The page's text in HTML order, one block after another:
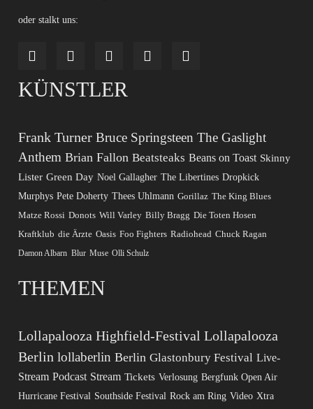
oder stalkt uns:
KÜNSTLER
Frank Turner Bruce Springsteen The Gaslight
Anthem Brian Fallon Beatsteaks Beans on Toast Skinny
Lister Green Day Noel Gallagher The Libertines Dropkick
Murphys Pete Doherty Thees Uhlmann Gorillaz The King Blues
Matze Rossi Donots Will Varley Billy Bragg Die Toten Hosen
Kraftklub die Ärzte Oasis Foo Fighters Radiohead Chuck Ragan
Damon Albarn Blur Muse Olli Schulz
THEMEN
Lollapalooza Highfield-Festival Lollapalooza
Berlin lollaberlin Berlin Glastonbury Festival Live-
Stream Podcast Stream Tickets Verlosung Bergfunk Open Air
Hurricane Festival Southside Festival Rock am Ring Video Xtra